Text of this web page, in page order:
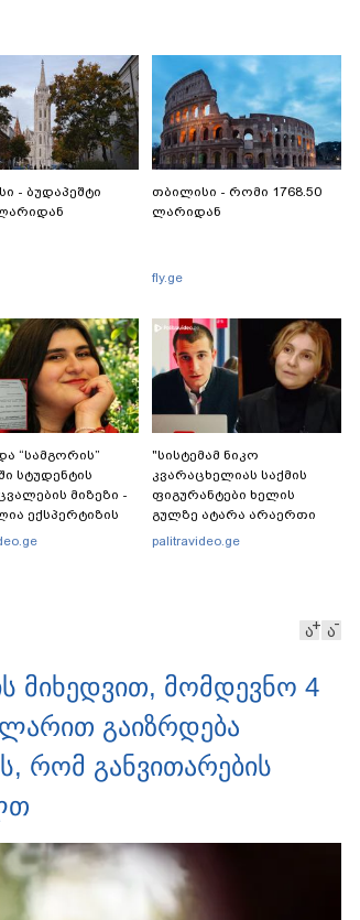
- ბუდაპეშტი
თბილისი - რომი 1768.50
ლარიდან
fly.ge
“სამგორის”
სტუდენტის
მიზეზი -
ექსპერტიზის
"სისტემამ ნიკო
კვარაცხელიას საქმის
ფიგურანტები ხელის
გულზე ატარა არაერთი
წელი! ხომ არ იცით
palitravideo.ge
ა ა
მიხედვით, მომდევნო 4
გაიზრდება
რომ განვითარების